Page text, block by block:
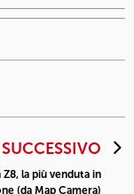
SUCCESSIVO
Z8, la più venduta in
(da Map Camera)